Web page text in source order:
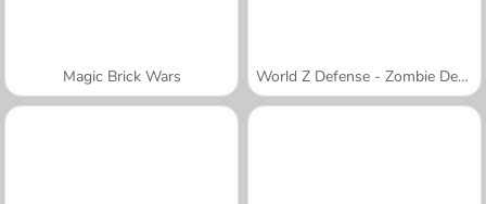
Magic Brick Wars World Z Defense - Zombie Defense